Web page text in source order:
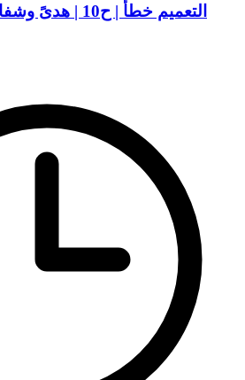
التعميم خطأ | ح10 | هدىً وشفاء 3 - رمضان 1445 هـ